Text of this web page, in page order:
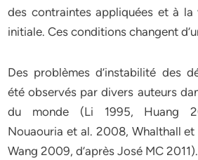
des contraintes appliquées et à
initiale. Ces conditions changent
Des problèmes d’instabilité des
été observés par divers auteurs
du monde (Li 1995, Huang
Nouaouria et al. 2008, Whalthall
Wang 2009, d’après José MC 2011).